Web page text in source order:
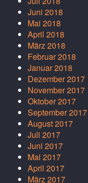
Juni 2018
Mai 2018
April 2018
März 2018
Februar 2018
Januar 2018
Dezember 2017
November 2017
Oktober 2017
September 2017
August 2017
Juli 2017
Juni 2017
Mai 2017
April 2017
März 2017